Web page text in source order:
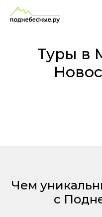
Туры
Марокко
Новосибирска
Туры в
Чем
с